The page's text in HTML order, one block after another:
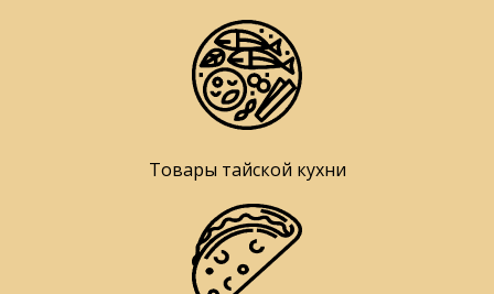
Товары тайской кухни